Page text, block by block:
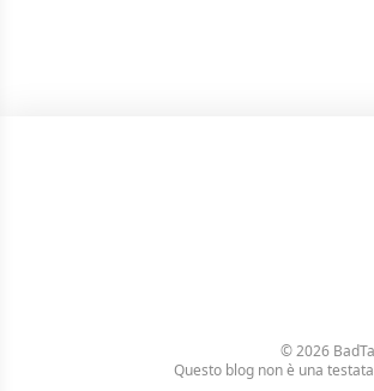
© 2026
Questo blog non è una